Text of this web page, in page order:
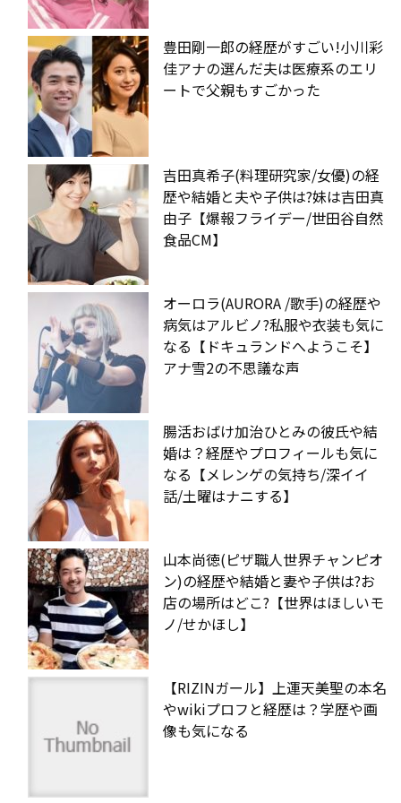
豊田剛一郎の経歴がすごい!小川彩
佳アナの選んだ夫は医療系のエリ
ートで父親もすごかった
吉田真希子(料理研究家/女優)の経
歴や結婚と夫や子供は?妹は吉田真
由子【爆報フライデー/世田谷自然
食品CM】
オーロラ(AURORA /歌手)の経歴や
病気はアルビノ?私服や衣装も気に
なる【ドキュランドへようこそ】
アナ雪2の不思議な声
腸活おばけ加治ひとみの彼氏や結
婚は？経歴やプロフィールも気に
なる【メレンゲの気持ち/深イイ
話/土曜はナニする】
山本尚徳(ピザ職人世界チャンピオ
ン)の経歴や結婚と妻や子供は?お
店の場所はどこ?【世界はほしいモ
ノ/せかほし】
【RIZINガール】上運天美聖の本名
やwikiプロフと経歴は？学歴や画
像も気になる